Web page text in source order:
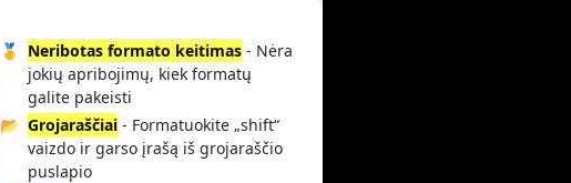
🥇 Neribotas formato keitimas - Nėra
jokių apribojimų, kiek formatų
galite pakeisti
📂 Grojaraščiai - Formatuokite „shift“
vaizdo ir garso įrašą iš grojaraščio
puslapio